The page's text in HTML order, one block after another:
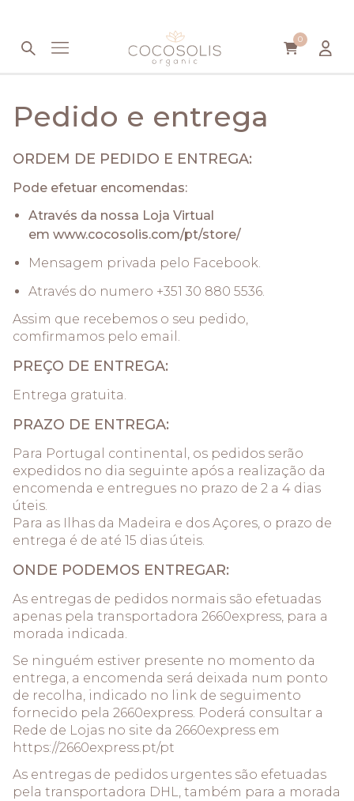
0
Pedido e entrega
ORDEM DE PEDIDO E ENTREGA:
Pode efetuar encomendas:
Através da nossa Loja Virtual
em www.cocosolis.com/pt/store/
Mensagem privada pelo Facebook.
Através do numero +351 30 880 5536.
Assim que recebemos o seu pedido,
comfirmamos pelo email.
PREÇO DE ENTREGA:
Entrega gratuita.
PRAZO DE ENTREGA:
Para Portugal continental, os pedidos serão
expedidos no dia seguinte após a realização da
encomenda e entregues no prazo de 2 a 4 dias
úteis.
Para as Ilhas da Madeira e dos Açores, o prazo de
entrega é de até 15 dias úteis.
ONDE PODEMOS ENTREGAR:
As entregas de pedidos normais são efetuadas
apenas pela transportadora 2660express, para a
morada indicada.
Se ninguém estiver presente no momento da
entrega, a encomenda será deixada num ponto
de recolha, indicado no link de seguimento
fornecido pela 2660express. Poderá consultar a
Rede de Lojas no site da 2660express em
https://2660express.pt/pt
As entregas de pedidos urgentes são efetuadas
pela transportadora DHL, também para a morada